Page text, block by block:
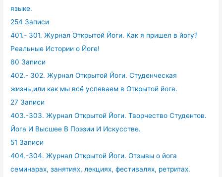
языке.
254 Записи
401.- 301. Журнал Открытой Йоги. Как я пришел в йогу?
Реальные Истории о Йоге!
60 Записи
402.- 302. Журнал Открытой Йоги. Студенческая
жизнь,или как мы всё успеваем в Открытой йоге.
27 Записи
403.-303. Журнал Открытой Йоги. Творчество Студентов.
Йога И Высшее В Поэзии И Искусстве.
51 Записи
404.-304. Журнал Открытой Йоги. Отзывы о йога
семинарах, занятиях, лекциях, фестивалях, ретритах.